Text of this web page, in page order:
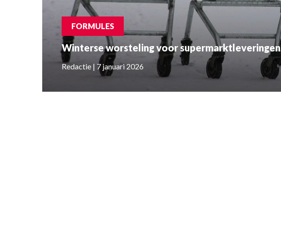
FORMULES
Winterse worsteling voor supermarktleveringen
Redactie | 7 januari 2026